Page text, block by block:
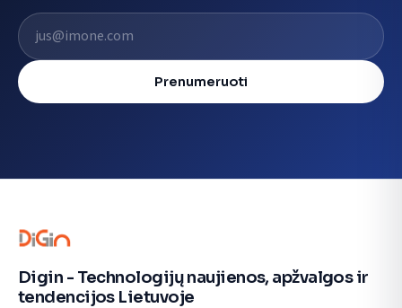
El. pašto adresas
Prenumeruoti
Digin - Technologijų naujienos, apžvalgos ir
tendencijos Lietuvoje